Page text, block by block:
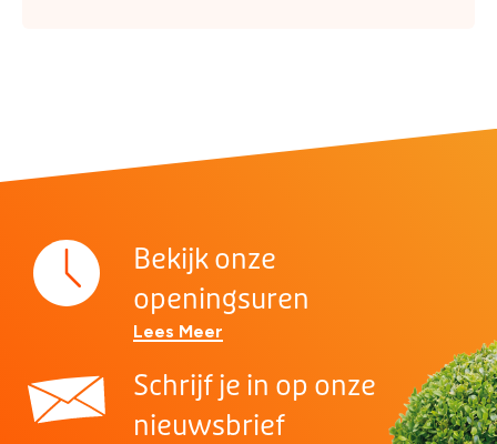
Bekijk onze
openingsuren
Lees Meer
Schrijf je in op onze
nieuwsbrief